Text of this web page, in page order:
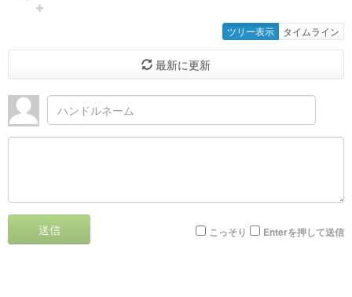
ツリー表示 タイムライン
最新に更新
送信 こっそり Enterを押して送信